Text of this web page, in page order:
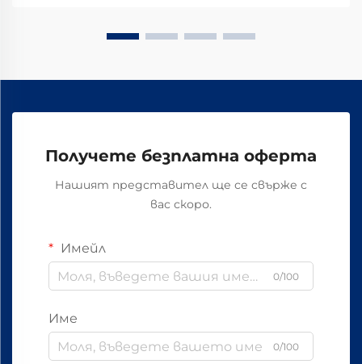
включващи болтове, гайки и...
Получете безплатна оферта
Нашият представител ще се свърже с
вас скоро.
Имейл
0/100
Име
0/100